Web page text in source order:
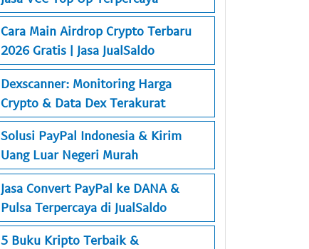
Cara Main Airdrop Crypto Terbaru
2026 Gratis | Jasa JualSaldo
Dexscanner: Monitoring Harga
Crypto & Data Dex Terakurat
Solusi PayPal Indonesia & Kirim
Uang Luar Negeri Murah
Jasa Convert PayPal ke DANA &
Pulsa Terpercaya di JualSaldo
5 Buku Kripto Terbaik &